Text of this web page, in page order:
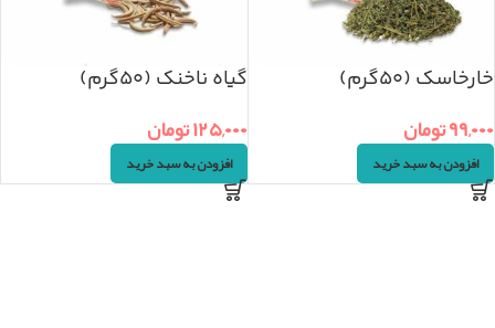
خارخاسک (۵۰گرم)
۹۹,۰۰۰تومان
افزودن به سبد خرید
گیاه ناخنک (۵۰گرم)
۱۲۵,۰۰۰تومان
افزودن به سبد خرید